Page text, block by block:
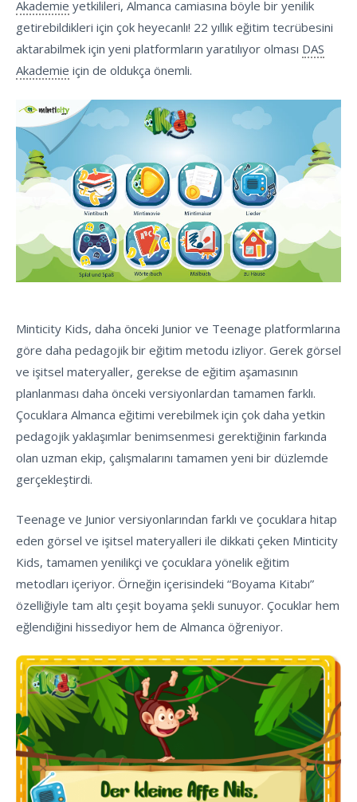
Akademie yetkilileri, Almanca camiasına böyle bir yenilik
getirebildikleri için çok heyecanlı! 22 yıllık eğitim tecrübesini
aktarabilmek için yeni platformların yaratılıyor olması DAS
Akademie için de oldukça önemli.
Minticity Kids, daha önceki Junior ve Teenage platformlarına
göre daha pedagojik bir eğitim metodu izliyor. Gerek görsel
ve işitsel materyaller, gerekse de eğitim aşamasının
planlanması daha önceki versiyonlardan tamamen farklı.
Çocuklara Almanca eğitimi verebilmek için çok daha yetkin
pedagojik yaklaşımlar benimsenmesi gerektiğinin farkında
olan uzman ekip, çalışmalarını tamamen yeni bir düzlemde
gerçekleştirdi.
Teenage ve Junior versiyonlarından farklı ve çocuklara hitap
eden görsel ve işitsel materyalleri ile dikkati çeken Minticity
Kids, tamamen yenilikçi ve çocuklara yönelik eğitim
metodları içeriyor. Örneğin içerisindeki “Boyama Kitabı”
özelliğiyle tam altı çeşit boyama şekli sunuyor. Çocuklar hem
eğlendiğini hissediyor hem de Almanca öğreniyor.